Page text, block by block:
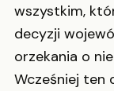
wszystkim,
decyzji
orzekania o
Wcześniej ten